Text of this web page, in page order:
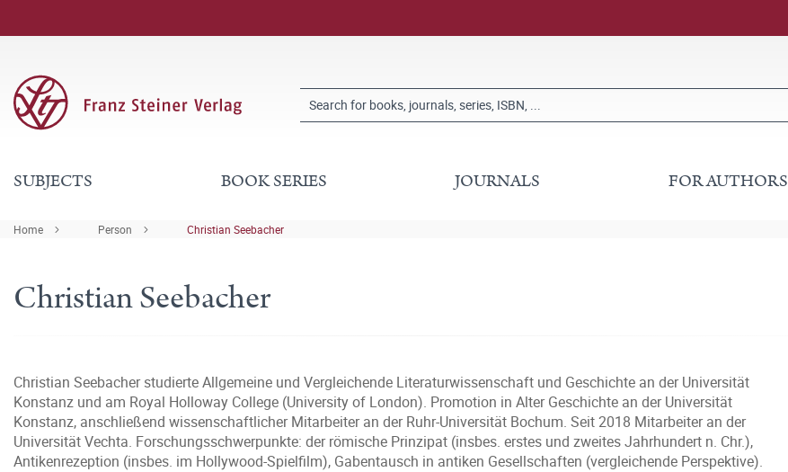
SUBJECTS BOOK SERIES JOURNALS FOR AUTHORS
Home Person Christian Seebacher
Christian Seebacher
Christian Seebacher studierte Allgemeine und Vergleichende Literaturwissenschaft und Geschichte an der Universität
Konstanz und am Royal Holloway College (University of London). Promotion in Alter Geschichte an der Universität
Konstanz, anschließend wissenschaftlicher Mitarbeiter an der Ruhr-Universität Bochum. Seit 2018 Mitarbeiter an der
Universität Vechta. Forschungsschwerpunkte: der römische Prinzipat (insbes. erstes und zweites Jahrhundert n. Chr.),
Antikenrezeption (insbes. im Hollywood-Spielfilm), Gabentausch in antiken Gesellschaften (vergleichende Perspektive).